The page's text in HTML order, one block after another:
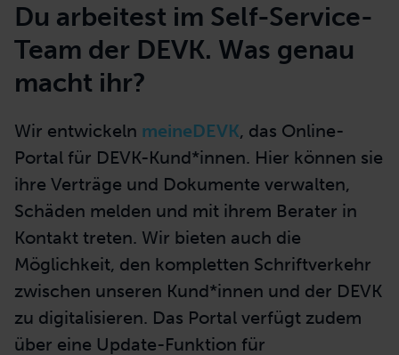
Du arbeitest im Self-Service-
Team der DEVK. Was genau
macht ihr?
Wir entwickeln meineDEVK, das Online-
Portal für DEVK-Kund*innen. Hier können sie
ihre Verträge und Dokumente verwalten,
Schäden melden und mit ihrem Berater in
Kontakt treten. Wir bieten auch die
Möglichkeit, den kompletten Schriftverkehr
zwischen unseren Kund*innen und der DEVK
zu digitalisieren. Das Portal verfügt zudem
über eine Update-Funktion für